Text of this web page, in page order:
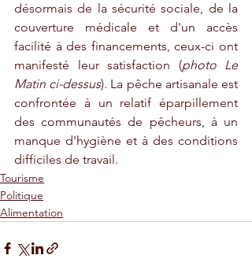
désormais de la sécurité sociale, de la
couverture médicale et d'un accès
facilité à des financements, ceux-ci ont
manifesté leur satisfaction (photo Le
Matin ci-dessus). La pêche artisanale est
confrontée à un relatif éparpillement
des communautés de pêcheurs, à un
manque d'hygiène et à des conditions
difficiles de travail.
Tourisme
Politique
Alimentation